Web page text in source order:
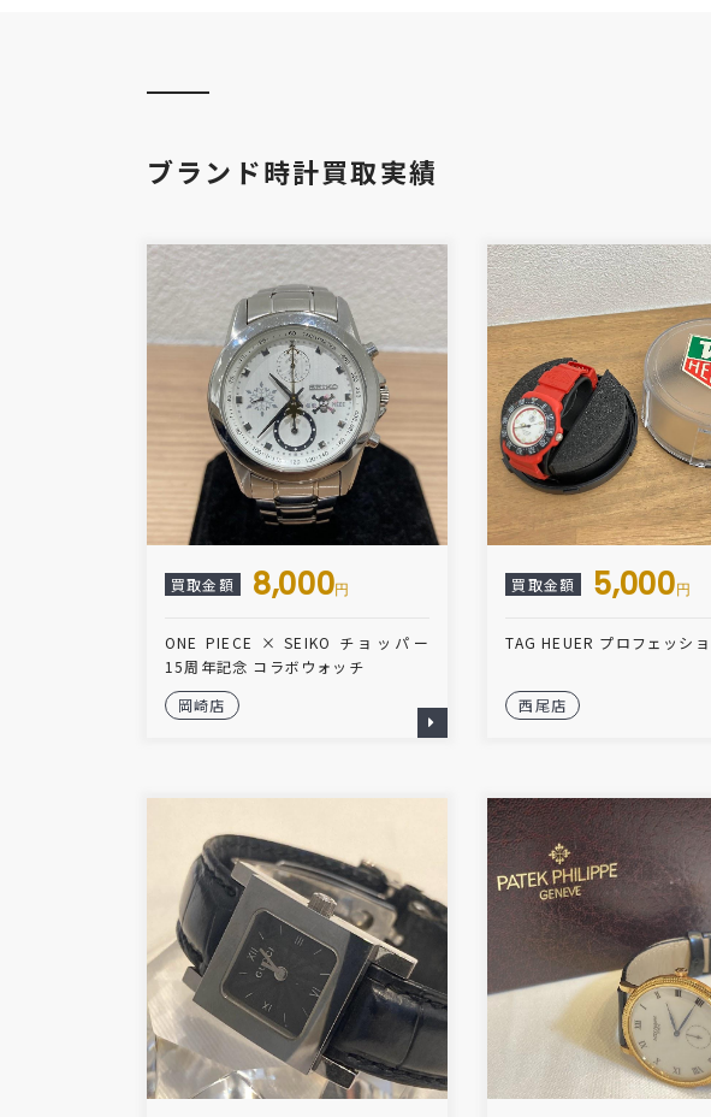
ブランド時計買取実績
買取金額 8,000円
ONE PIECE × SEIKO チョッパー
15周年記念 コラボウォッチ
岡崎店
買取金額 5,000円
TAG HEUER プロフェッシ
西尾店